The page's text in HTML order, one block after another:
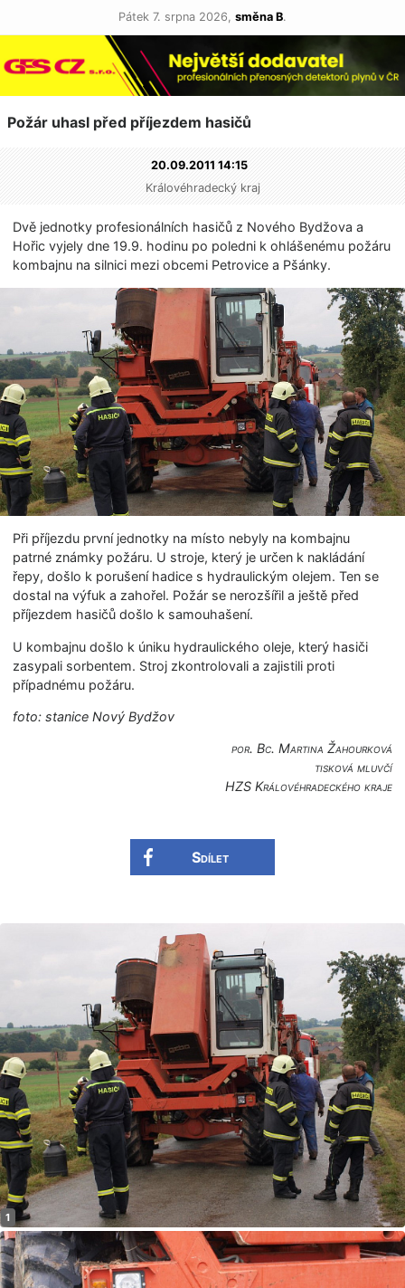
Pátek 7. srpna 2026, směna B.
Požár uhasl před příjezdem hasičů
20.09.2011 14:15
Královéhradecký kraj
Dvě jednotky profesionálních hasičů z Nového Bydžova a
Hořic vyjely dne 19.9. hodinu po poledni k ohlášenému požáru
kombajnu na silnici mezi obcemi Petrovice a Pšánky.
Při příjezdu první jednotky na místo nebyly na kombajnu
patrné známky požáru. U stroje, který je určen k nakládání
řepy, došlo k porušení hadice s hydraulickým olejem. Ten se
dostal na výfuk a zahořel. Požár se nerozšířil a ještě před
příjezdem hasičů došlo k samouhašení.
U kombajnu došlo k úniku hydraulického oleje, který hasiči
zasypali sorbentem. Stroj zkontrolovali a zajistili proti
případnému požáru.
foto: stanice Nový Bydžov
por. Bc. Martina Žahourková
tisková mluvčí
HZS Královéhradec­kého kraje
Sdílet